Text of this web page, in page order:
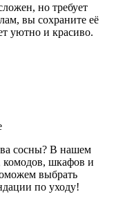
но требует
вы сохраните её
уютно и красиво.
сосны? В нашем
комодов, шкафов и
выбрать
по уходу!